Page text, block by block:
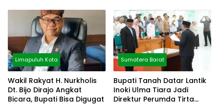
Limapuluh Kota
Wakil Rakyat H. Nurkholis
Dt. Bijo Dirajo Angkat
Bicara, Bupati Bisa Digugat
Sumatera Barat
Bupati Tanah Datar Lantik
Inoki Ulma Tiara Jadi
Direktur Perumda Tirta